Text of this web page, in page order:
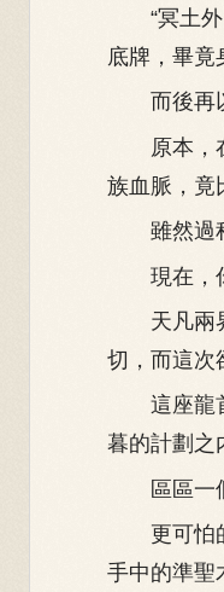
“冥土外
底牌，畢竟
而後再以
原本，在
族血脈，竟
雖然過程
現在，你
天凡兩界
切，而這次
這座龍首
暮的計劃之
區區一個
更可怕的
手中的準聖